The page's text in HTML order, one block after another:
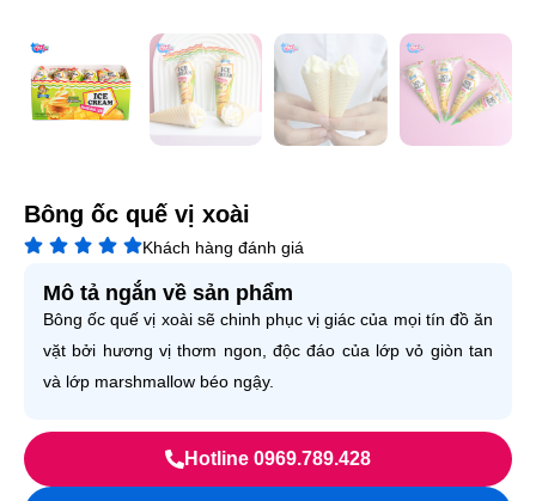
Bông ốc quế vị xoài
Khách hàng đánh giá
Mô tả ngắn về sản phẩm
Bông ốc quế vị xoài sẽ chinh phục vị giác của mọi tín đồ ăn
vặt bởi hương vị thơm ngon, độc đáo của lớp vỏ giòn tan
và lớp marshmallow béo ngậy.
Hotline 0969.789.428